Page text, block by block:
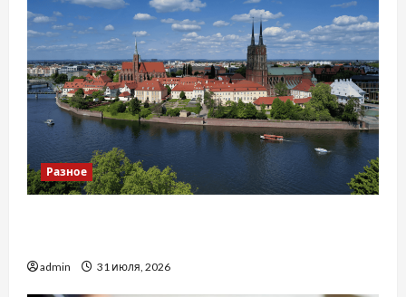
Разное
admin 31 июля, 2026